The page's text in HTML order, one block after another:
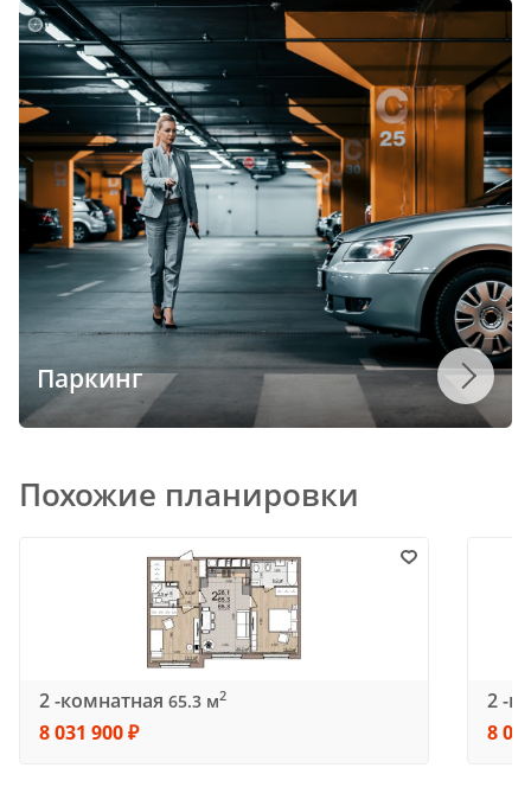
Паркинг
Похожие планировки
2 -комнатная 65.3 м2
8 031 900 ₽
2 -
8